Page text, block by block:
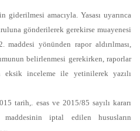
giderilmesi amacıyla. Yasası uyarınca
gönderilerek gerekirse muayenesi
yönünden rapor aldırılması,
belirlenmesi gerekirken, raporlar
eksik inceleme ile yetinilerek yazılı
tarih,. esas ve 2015/85 sayılı kararı
iptal edilen hususların